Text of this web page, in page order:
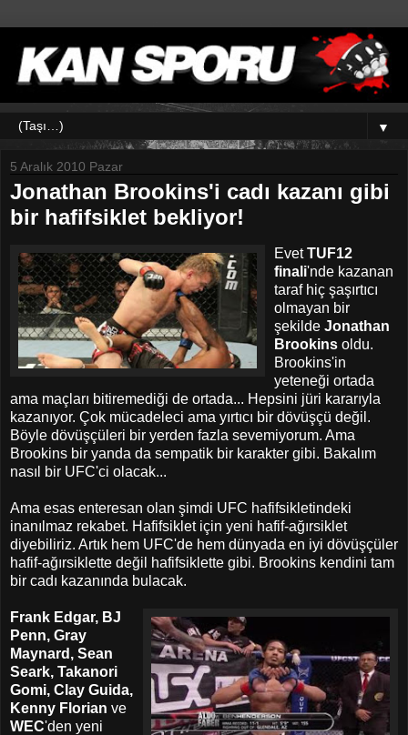
▼
5 Aralık 2010 Pazar
Jonathan Brookins'i cadı kazanı gibi
bir hafifsiklet bekliyor!
EvetTUF12
finali'nde kazanan
taraf hiç şaşırtıcı
olmayan bir
şekilde Jonathan
Brookins oldu.
Brookins'in
yeteneği ortada
ama maçları bitiremediği de ortada... Hepsini jüri kararıyla
kazanıyor. Çok mücadeleci ama yırtıcı bir dövüşçü değil.
Böyle dövüşçüleri bir yerden fazla sevemiyorum. Ama
Brookins bir yanda da sempatik bir karakter gibi. Bakalım
nasıl bir UFC'ci olacak...
Ama esas enteresan olan şimdi UFC hafifsikletindeki
inanılmaz rekabet. Hafifsiklet için yeni hafif-ağırsiklet
diyebiliriz. Artık hem UFC'de hem dünyada en iyi dövüşçüler
hafif-ağırsiklette değil hafifsiklette gibi. Brookins kendini tam
bir cadı kazanında bulacak.
Frank Edgar, BJ
Penn, Gray
Maynard, Sean
Seark, Takanori
Gomi, Clay Guida,
Kenny Florian ve
WEC'den yeni